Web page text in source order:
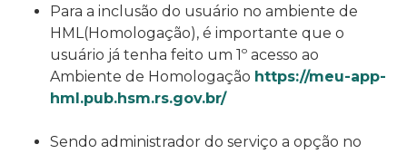
Para a inclusão do usuário no ambiente de
HML(Homologação), é importante que o
usuário já tenha feito um 1º acesso ao
Ambiente de Homologação https://meu-app-
hml.pub.hsm.rs.gov.br/
Sendo administrador do serviço a opção no